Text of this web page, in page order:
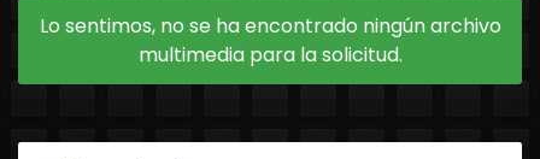
Lo sentimos, no se ha encontrado ningún archivo
multimedia para la solicitud.